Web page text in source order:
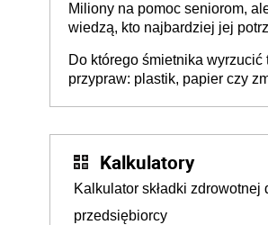
Europie nie ma tak dużych
stołecznych
Miliony na pomoc seniorom,
wiedzą, kto najbardziej jej
Do którego śmietnika wyrzucić
przypraw: plastik, papier czy
Kalkulatory
Kalkulator składki zdrowotnej
przedsiębiorcy